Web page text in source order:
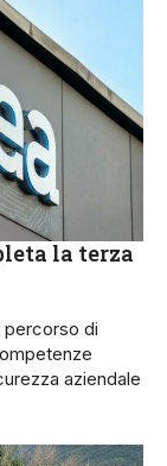
la terza
percorso di
aziendale